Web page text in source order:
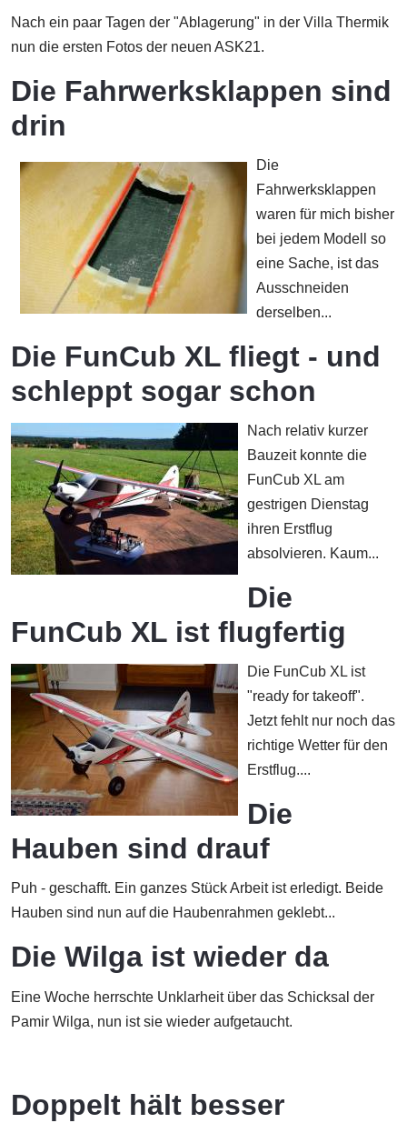
Nach ein paar Tagen der "Ablagerung" in der Villa Thermik
nun die ersten Fotos der neuen ASK21.
Die Fahrwerksklappen sind
drin
Die
Fahrwerksklappen
waren für mich bisher
bei jedem Modell so
eine Sache, ist das
Ausschneiden
derselben...
Die FunCub XL fliegt - und
schleppt sogar schon
Nach relativ kurzer
Bauzeit konnte die
FunCub XL am
gestrigen Dienstag
ihren Erstflug
absolvieren. Kaum...
Die
FunCub XL ist flugfertig
Die FunCub XL ist
"ready for takeoff".
Jetzt fehlt nur noch das
richtige Wetter für den
Erstflug....
Die
Hauben sind drauf
Puh - geschafft. Ein ganzes Stück Arbeit ist erledigt. Beide
Hauben sind nun auf die Haubenrahmen geklebt...
Die Wilga ist wieder da
Eine Woche herrschte Unklarheit über das Schicksal der
Pamir Wilga, nun ist sie wieder aufgetaucht.
Doppelt hält besser